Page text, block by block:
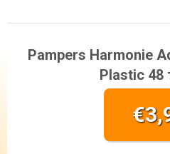
Pampers Harmonie
Plastic 48
€